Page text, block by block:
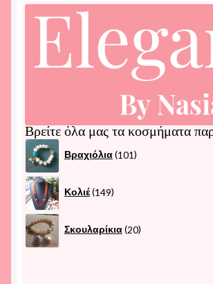
Βρείτε όλα μας τα κοσμήματα
Βραχιόλια 101προϊόντα
Κολιέ 149προϊόντα
Σκουλαρίκια 20προϊόντα